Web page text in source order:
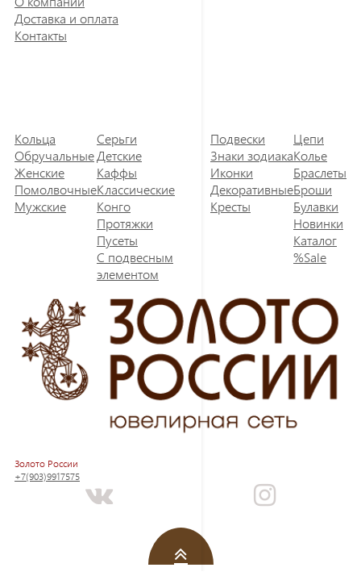
Доставка и оплата
Контакты
Кольца
Обручальные
Женские
Помолвочные
Мужские
Серьги
Детские
Каффы
Классические
Конго
Протяжки
Пусеты
С подвесным
элементом
Подвески
Знаки зодиака
Иконки
Декоративные
Кресты
Цепи
Колье
Браслеты
Броши
Булавки
Новинки
Каталог
%Sale
Золото России
+7(903)9917575